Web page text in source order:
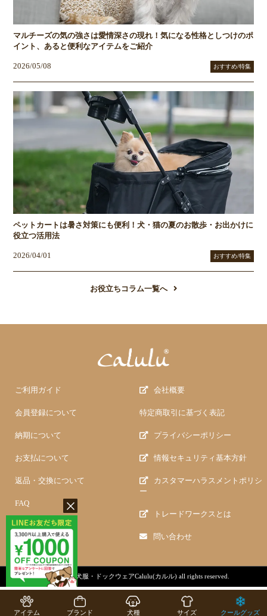
アイテム ブランド 犬種 サイズ クールグッズ
マルチーズの気の強さは愛情深さの現れ！気になる性格としつけのポ
イント、あると便利なアイテムをご紹介
2026/05/08 おすすめ/特集
ペットカートは暑さ対策にも便利！犬・猫の夏のお散歩・お出かけに
役立つ活用法
2026/04/01 おすすめ/特集
お役立ちコラム一覧へ
ご利用ガイド
会員登録について
納期について
お支払について
返品・交換について
FAQ
会社概要
特定商取引に基づく表記
プライバシーポリシー
情報セキュリティ基本方針
カスタマーハラスメントポリシ
ー
トレードワークスとは
問い合わせ
copyright (c)犬服・ドックウェアCalulu(カルル) all rights reserved.